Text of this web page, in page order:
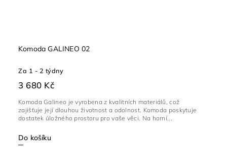
Komoda GALINEO 02
Za 1 - 2 týdny
3 680 Kč
Do košíku
Komoda Galineo je vyrobena z kvalitních materiálů, což
zajišťuje její dlouhou životnost a odolnost. Komoda poskytuje
dostatek úložného prostoru pro vaše věci. Na horní...